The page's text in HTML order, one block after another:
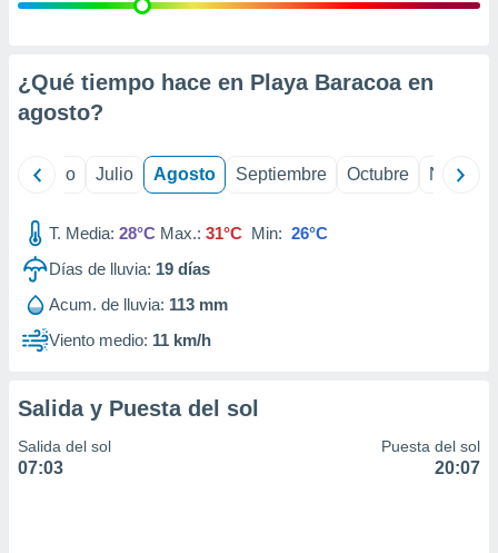
e
mediante
publicidad
de
1199
¿Qué tiempo hace en Playa Baracoa en
agosto?
Junio Julio Agosto Septiembre Octubre
T. Media: 28°C Max.: 31°C Min: 26°C
Días de lluvia: 19 días
Acum. de lluvia: 113 mm
Viento medio: 11 km/h
Salida y Puesta del sol
Salida del sol
07:03
Puesta del sol
20:07